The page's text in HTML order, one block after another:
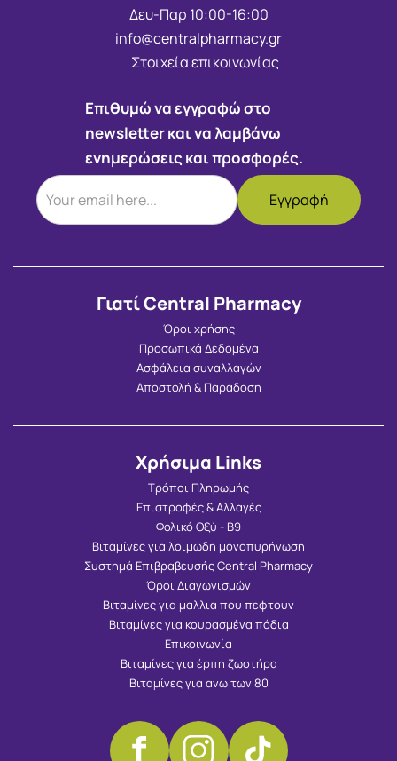
Δευ-Παρ 10:00-16:00
info@centralpharmacy.gr
Στοιχεία επικοινωνίας
Επιθυμώ να εγγραφώ στο
newsletter και να λαμβάνω
ενημερώσεις και προσφορές.
Γιατί Central Pharmacy
Όροι χρήσης
Προσωπικά Δεδομένα
Ασφάλεια συναλλαγών
Αποστολή & Παράδοση
Χρήσιμα Links
Τρόποι Πληρωμής
Επιστροφές & Αλλαγές
Φολικό Οξύ - Β9
Βιταμίνες για λοιμώδη μονοπυρήνωση
Συστημά Επιβραβευσής Central Pharmacy
Όροι Διαγωνισμών
Βιταμίνες για μαλλια που πεφτουν
Βιταμίνες για κουρασμένα πόδια
Επικοινωνία
Βιταμίνες για έρπη ζωστήρα
Βιταμίνες για ανω των 80